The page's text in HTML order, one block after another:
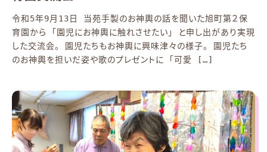
令和5年9月13日 当苑手製のお神輿の話を聞いた旭町第２保
育園から 「園児にお神輿に触れさせたい」 と申し出があり実現
した交流会。 園児たちもお神輿に興味津々の様子。 園児たち
のお神輿を担いだ姿や歌のプレゼントに 「可愛 […]